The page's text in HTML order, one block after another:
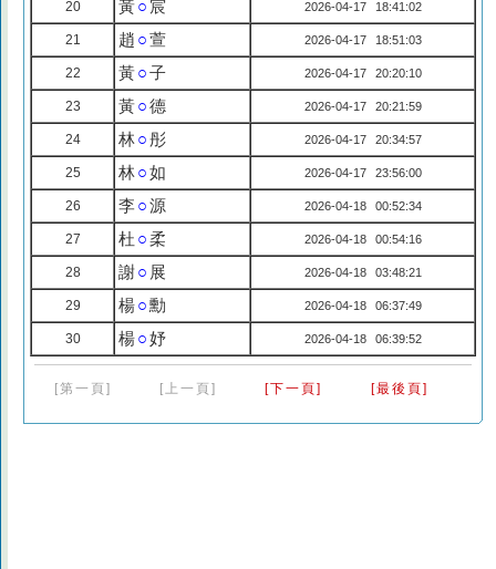
20 黃○ 宸 2026-04-17 18:41:02
21 趙 ○萱 2026-04-17 18:51:03
22 黃○子 2026-04-17 20:20:10
23 黃○德 2026-04-17 20:21:59
24 林○彤 2026-04-17 20:34:57
25 林○如 2026-04-17 23:56:00
26 李○源 2026-04-18 00:52:34
27 杜 ○柔 2026-04-18 00:54:16
28 謝○ 展 2026-04-18 03:48:21
29 楊○勳 2026-04-18 06:37:49
30 楊○妤 2026-04-18 06:39:52
[第一頁] [上一頁] [下一頁] [最後頁]